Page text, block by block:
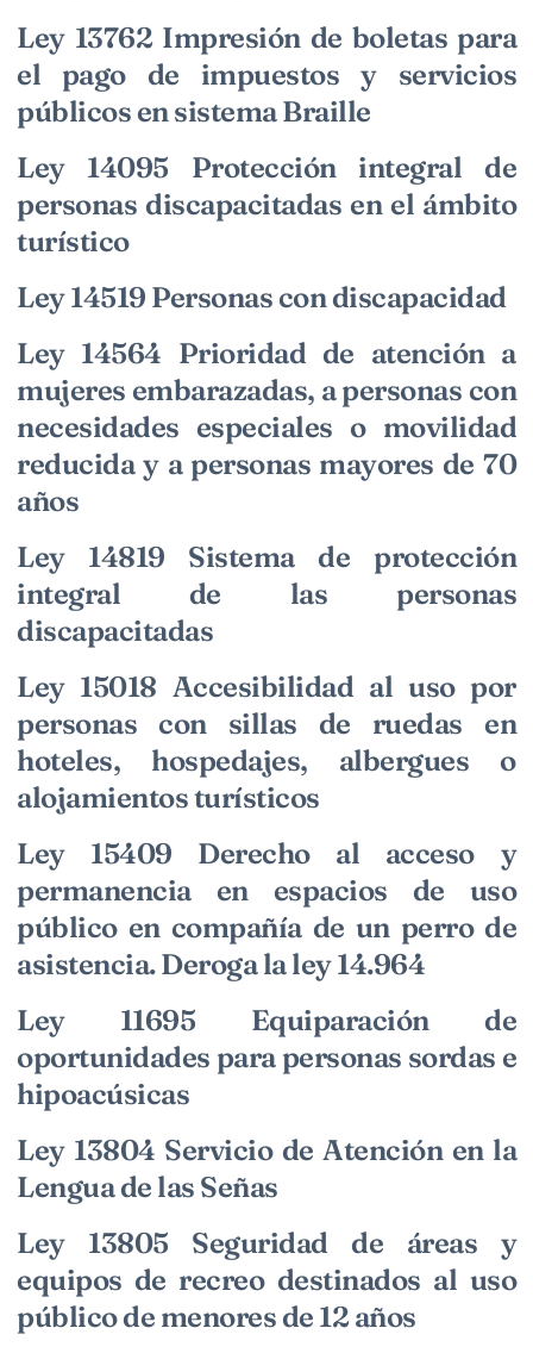
Ley 13762 Impresión de boletas para
el pago de impuestos y servicios
públicos en sistema Braille
Ley 14095 Protección integral de
personas discapacitadas en el ámbito
turístico
Ley 14519 Personas con discapacidad
Ley 14564 Prioridad de atención a
mujeres embarazadas, a personas con
necesidades especiales o movilidad
reducida y a personas mayores de 70
años
Ley 14819 Sistema de protección
integral de las personas
discapacitadas
Ley 15018 Accesibilidad al uso por
personas con sillas de ruedas en
hoteles, hospedajes, albergues o
alojamientos turísticos
Ley 15409 Derecho al acceso y
permanencia en espacios de uso
público en compañía de un perro de
asistencia. Deroga la ley 14.964
Ley 11695 Equiparación de
oportunidades para personas sordas e
hipoacúsicas
Ley 13804 Servicio de Atención en la
Lengua de las Señas
Ley 13805 Seguridad de áreas y
equipos de recreo destinados al uso
público de menores de 12 años